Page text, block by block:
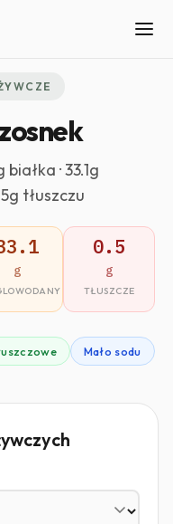
· 33.1g
tłuszczu
g
0.5
g
TŁUSZCZE
Mało sodu